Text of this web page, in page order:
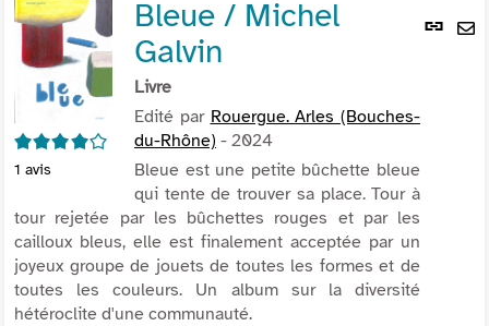
Lien
4/5
1 avis
Bleue / Michel
Galvin
Livre
Edité par Rouergue. Arles (Bouches-
du-Rhône) - 2024
Bleue est une petite bûchette bleue
qui tente de trouver sa place. Tour à
tour rejetée par les bûchettes rouges et par les
cailloux bleus, elle est finalement acceptée par un
joyeux groupe de jouets de toutes les formes et de
toutes les couleurs. Un album sur la diversité
hétéroclite d'une communauté.